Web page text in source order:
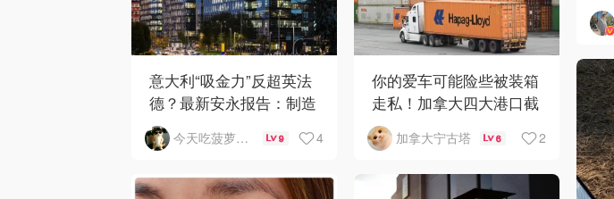
你的爱车可能险些被装箱
走私！加拿大四大港口截
获近400辆豪车
加拿大宁古塔 6 2
意大利“吸金力”反超英法
德？最新安永报告：制造
业与AI成投资新宠！
今天吃菠萝披萨了吗 9 4